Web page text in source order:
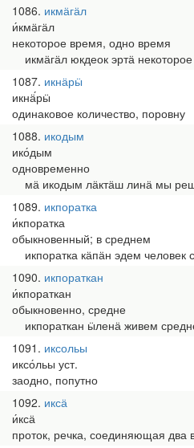
1086 икмӓгӓл
и́кмӓгӓл
некоторое время, одно время
икмӓгӓл юкдеок эртӓ
1087 икнӓрӹ
икнӓ́рӹ
одинаковое количество, поровну
1088 икодым
ико́дым
одновременно
мӓ икодым лӓктӓш линӓ мы
1089 икпоратка
и́кпоратка
обыкновенный; в среднем
икпоратка кӓпӓн эдем человек
1090 икпораткан
и́кпораткан
обыкновенно, средне
икпораткан ӹленӓ живем
1091 иксольы
иксо́льы уст.
заодно, попутно
1092 иксӓ
и́ксӓ
проток, речка, соединяющая два